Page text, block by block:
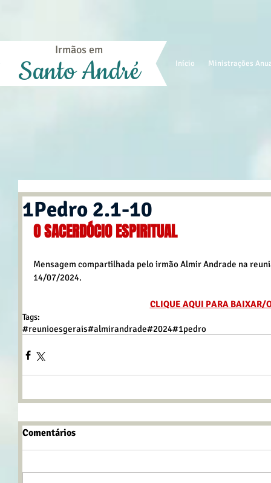
Início Ministrações
Irmãos em
Santo André
1Pedro 2.1-10
O SACERDÓCIO ESPIRITUAL
Mensagem compartilhada pelo irmão Almir Andrade na
14/07/2024.
CLIQUE AQUI PARA BAIXAR/
Tags:
#reunioesgerais#almirandrade#2024#1pedro
Comentários